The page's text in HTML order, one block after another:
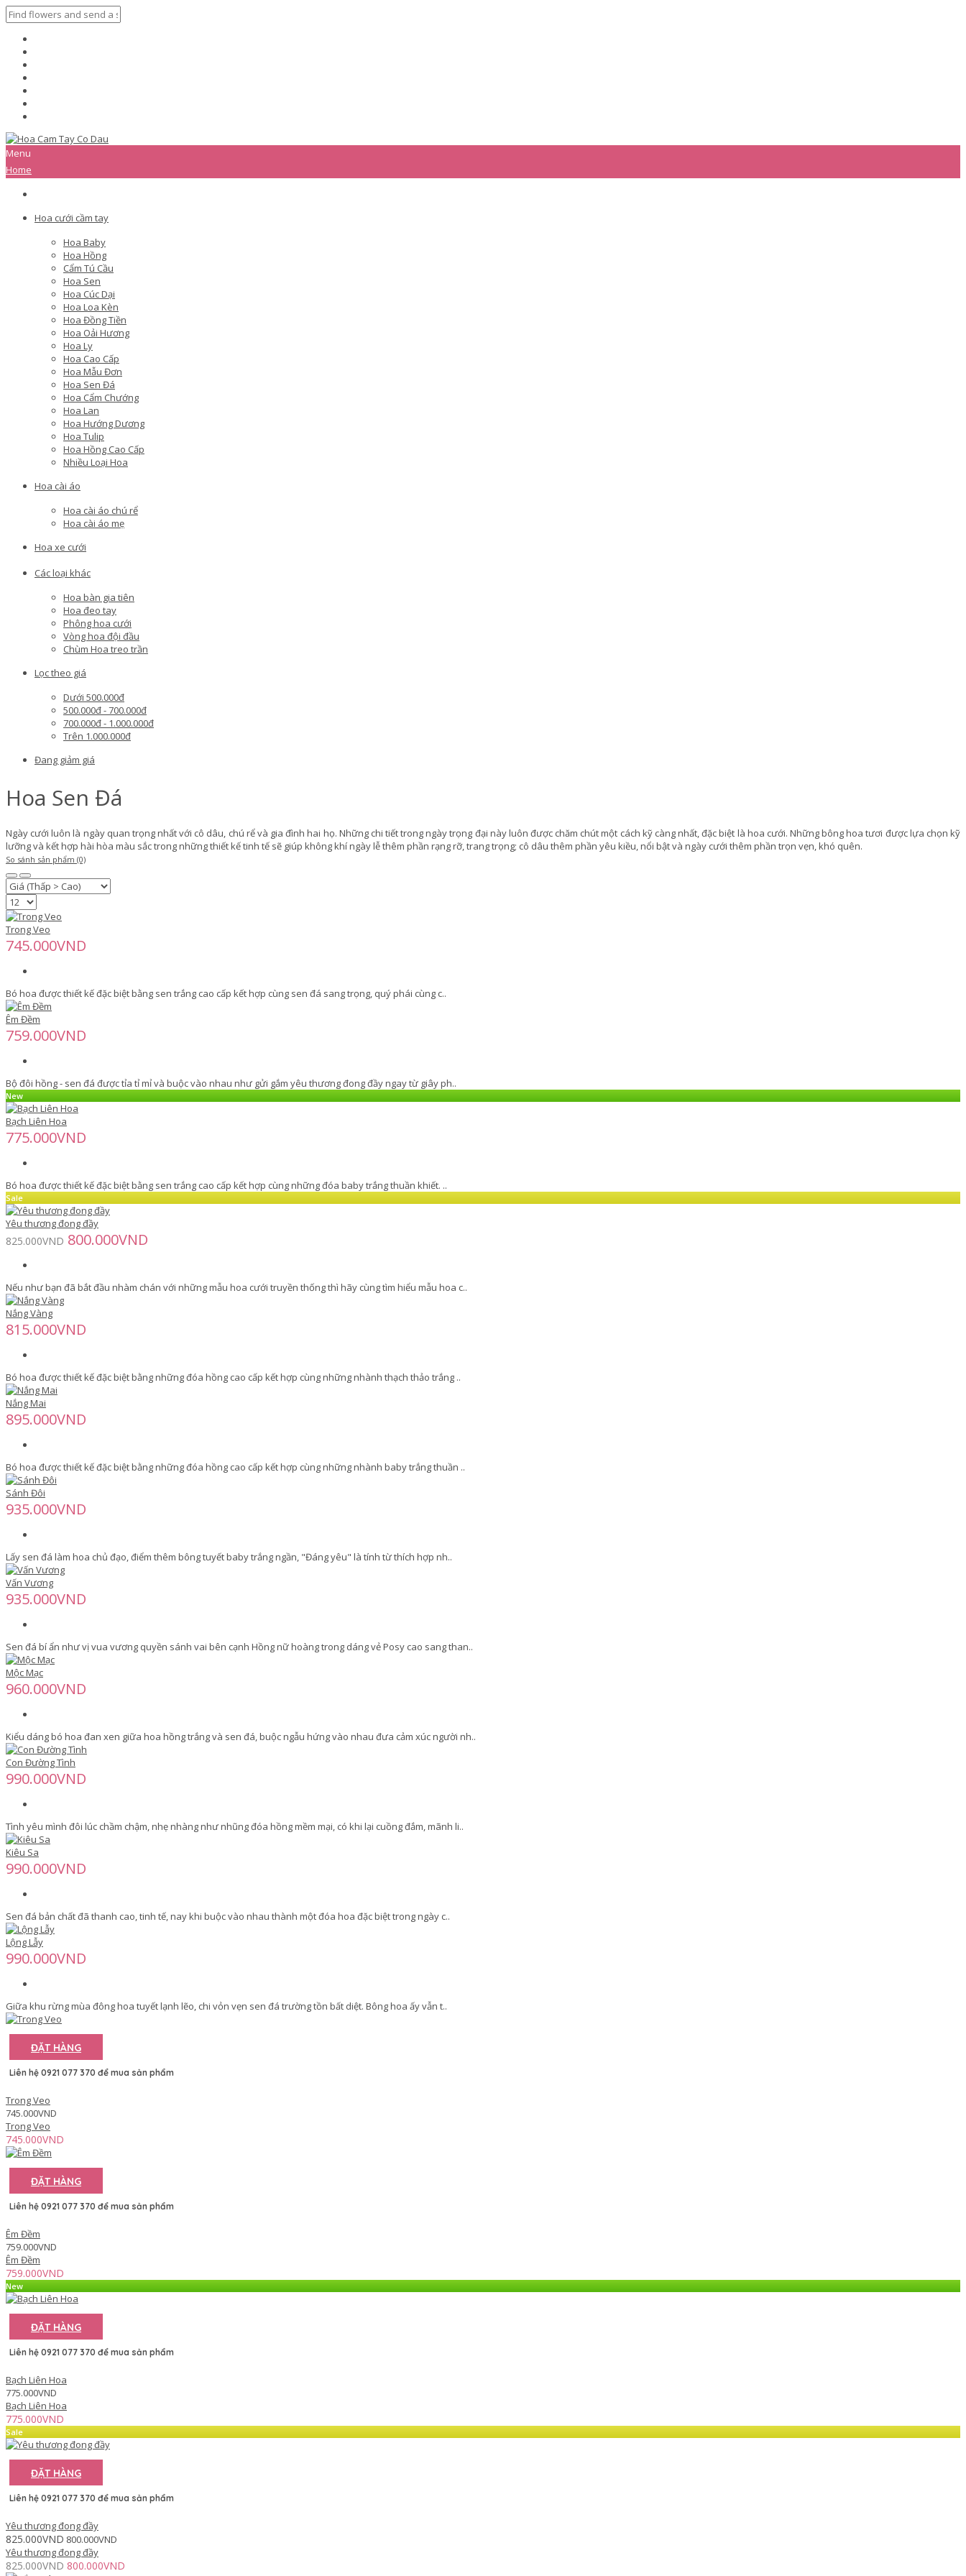
Menu
Home
Hoa cưới cầm tay
Hoa Baby
Hoa Hồng
Cẩm Tú Cầu
Hoa Sen
Hoa Cúc Dại
Hoa Loa Kèn
Hoa Đồng Tiền
Hoa Oải Hương
Hoa Ly
Hoa Cao Cấp
Hoa Mẫu Đơn
Hoa Sen Đá
Hoa Cẩm Chướng
Hoa Lan
Hoa Hướng Dương
Hoa Tulip
Hoa Hồng Cao Cấp
Nhiều Loại Hoa
Hoa cài áo
Hoa cài áo chú rể
Hoa cài áo mẹ
Hoa xe cưới
Các loại khác
Hoa bàn gia tiên
Hoa đeo tay
Phông hoa cưới
Vòng hoa đội đầu
Chùm Hoa treo trần
Lọc theo giá
Dưới 500.000đ
500.000đ - 700.000đ
700.000đ - 1.000.000đ
Trên 1.000.000đ
Đang giảm giá
Hoa Sen Đá
Ngày cưới luôn là ngày quan trọng nhất với cô dâu, chú rể và gia đình hai họ. Những chi tiết trong ngày trọng đại này luôn được chăm chút một cách kỹ càng nhất, đặc biệt là hoa cưới. Những bông hoa tươi được lựa chọn kỹ
lưỡng và kết hợp hài hòa màu sắc trong những thiết kế tinh tế sẽ giúp không khí ngày lễ thêm phần rạng rỡ, trang trọng; cô dâu thêm phần yêu kiều, nổi bật và ngày cưới thêm phần trọn vẹn, khó quên.
So sánh sản phẩm (0)
Trong Veo
745.000VND
Bó hoa được thiết kế đặc biệt bằng sen trắng cao cấp kết hợp cùng sen đá sang trọng, quý phái cùng c..
Êm Đềm
759.000VND
Bộ đôi hồng - sen đá được tỉa tỉ mỉ và buộc vào nhau như gửi gắm yêu thương đong đầy ngay từ giây ph..
New
Bạch Liên Hoa
775.000VND
Bó hoa được thiết kế đặc biệt bằng sen trắng cao cấp kết hợp cùng những đóa baby trắng thuần khiết. ..
Sale
Yêu thương đong đầy
825.000VND 800.000VND
Nếu như bạn đã bắt đầu nhàm chán với những mẫu hoa cưới truyền thống thì hãy cùng tìm hiểu mẫu hoa c..
Nắng Vàng
815.000VND
Bó hoa được thiết kế đặc biệt bằng những đóa hồng cao cấp kết hợp cùng những nhành thạch thảo trắng ..
Nắng Mai
895.000VND
Bó hoa được thiết kế đặc biệt bằng những đóa hồng cao cấp kết hợp cùng những nhành baby trắng thuần ..
Sánh Đôi
935.000VND
Lấy sen đá làm hoa chủ đạo, điểm thêm bông tuyết baby trắng ngần, "Đáng yêu" là tính từ thích hợp nh..
Vấn Vương
935.000VND
Sen đá bí ẩn như vị vua vương quyền sánh vai bên cạnh Hồng nữ hoàng trong dáng vẻ Posy cao sang than..
Mộc Mạc
960.000VND
Kiểu dáng bó hoa đan xen giữa hoa hồng trắng và sen đá, buộc ngẫu hứng vào nhau đưa cảm xúc người nh..
Con Đường Tình
990.000VND
Tình yêu mình đôi lúc chầm chậm, nhẹ nhàng như nhũng đóa hồng mềm mại, có khi lại cuồng đắm, mãnh li..
Kiêu Sa
990.000VND
Sen đá bản chất đã thanh cao, tinh tế, nay khi buộc vào nhau thành một đóa hoa đặc biệt trong ngày c..
Lộng Lẫy
990.000VND
Giữa khu rừng mùa đông hoa tuyết lạnh lẽo, chi vỏn vẹn sen đá trường tồn bất diệt. Bông hoa ấy vẫn t..
ĐẶT HÀNG
Liên hệ 0921 077 370 để mua sản phẩm
Trong Veo
745.000VND
Trong Veo
745.000VND
ĐẶT HÀNG
Liên hệ 0921 077 370 để mua sản phẩm
Êm Đềm
759.000VND
Êm Đềm
759.000VND
New
ĐẶT HÀNG
Liên hệ 0921 077 370 để mua sản phẩm
Bạch Liên Hoa
775.000VND
Bạch Liên Hoa
775.000VND
Sale
ĐẶT HÀNG
Liên hệ 0921 077 370 để mua sản phẩm
Yêu thương đong đầy
825.000VND 800.000VND
Yêu thương đong đầy
825.000VND 800.000VND